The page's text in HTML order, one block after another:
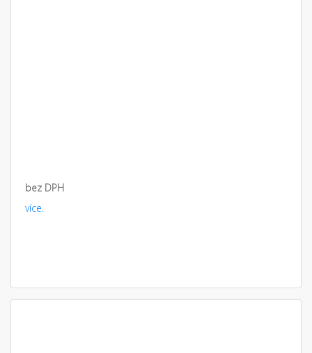
bez DPH
více.